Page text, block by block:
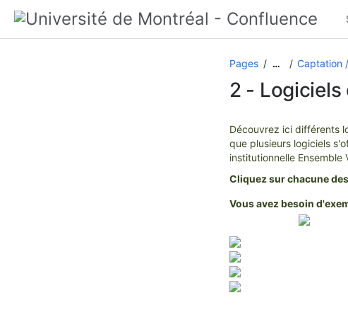
Pages … Captation
2 -
Découvrez ici différents
que plusieurs logiciels
institutionnelle Ensemble
Cliquez sur chacune
Vous avez besoin